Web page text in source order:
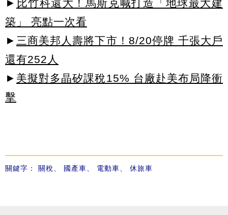
► 比竹科還大！馬斯克喊打造「地球最大建
築」 亮點一次看
► 三商美邦人壽將下市！8/20停牌 千張大戶
還有252人
► 美擬對多晶矽課稅15% 台廠赴美布局降衝
擊
關鍵字： 關稅 國產車 電動車 休旅車